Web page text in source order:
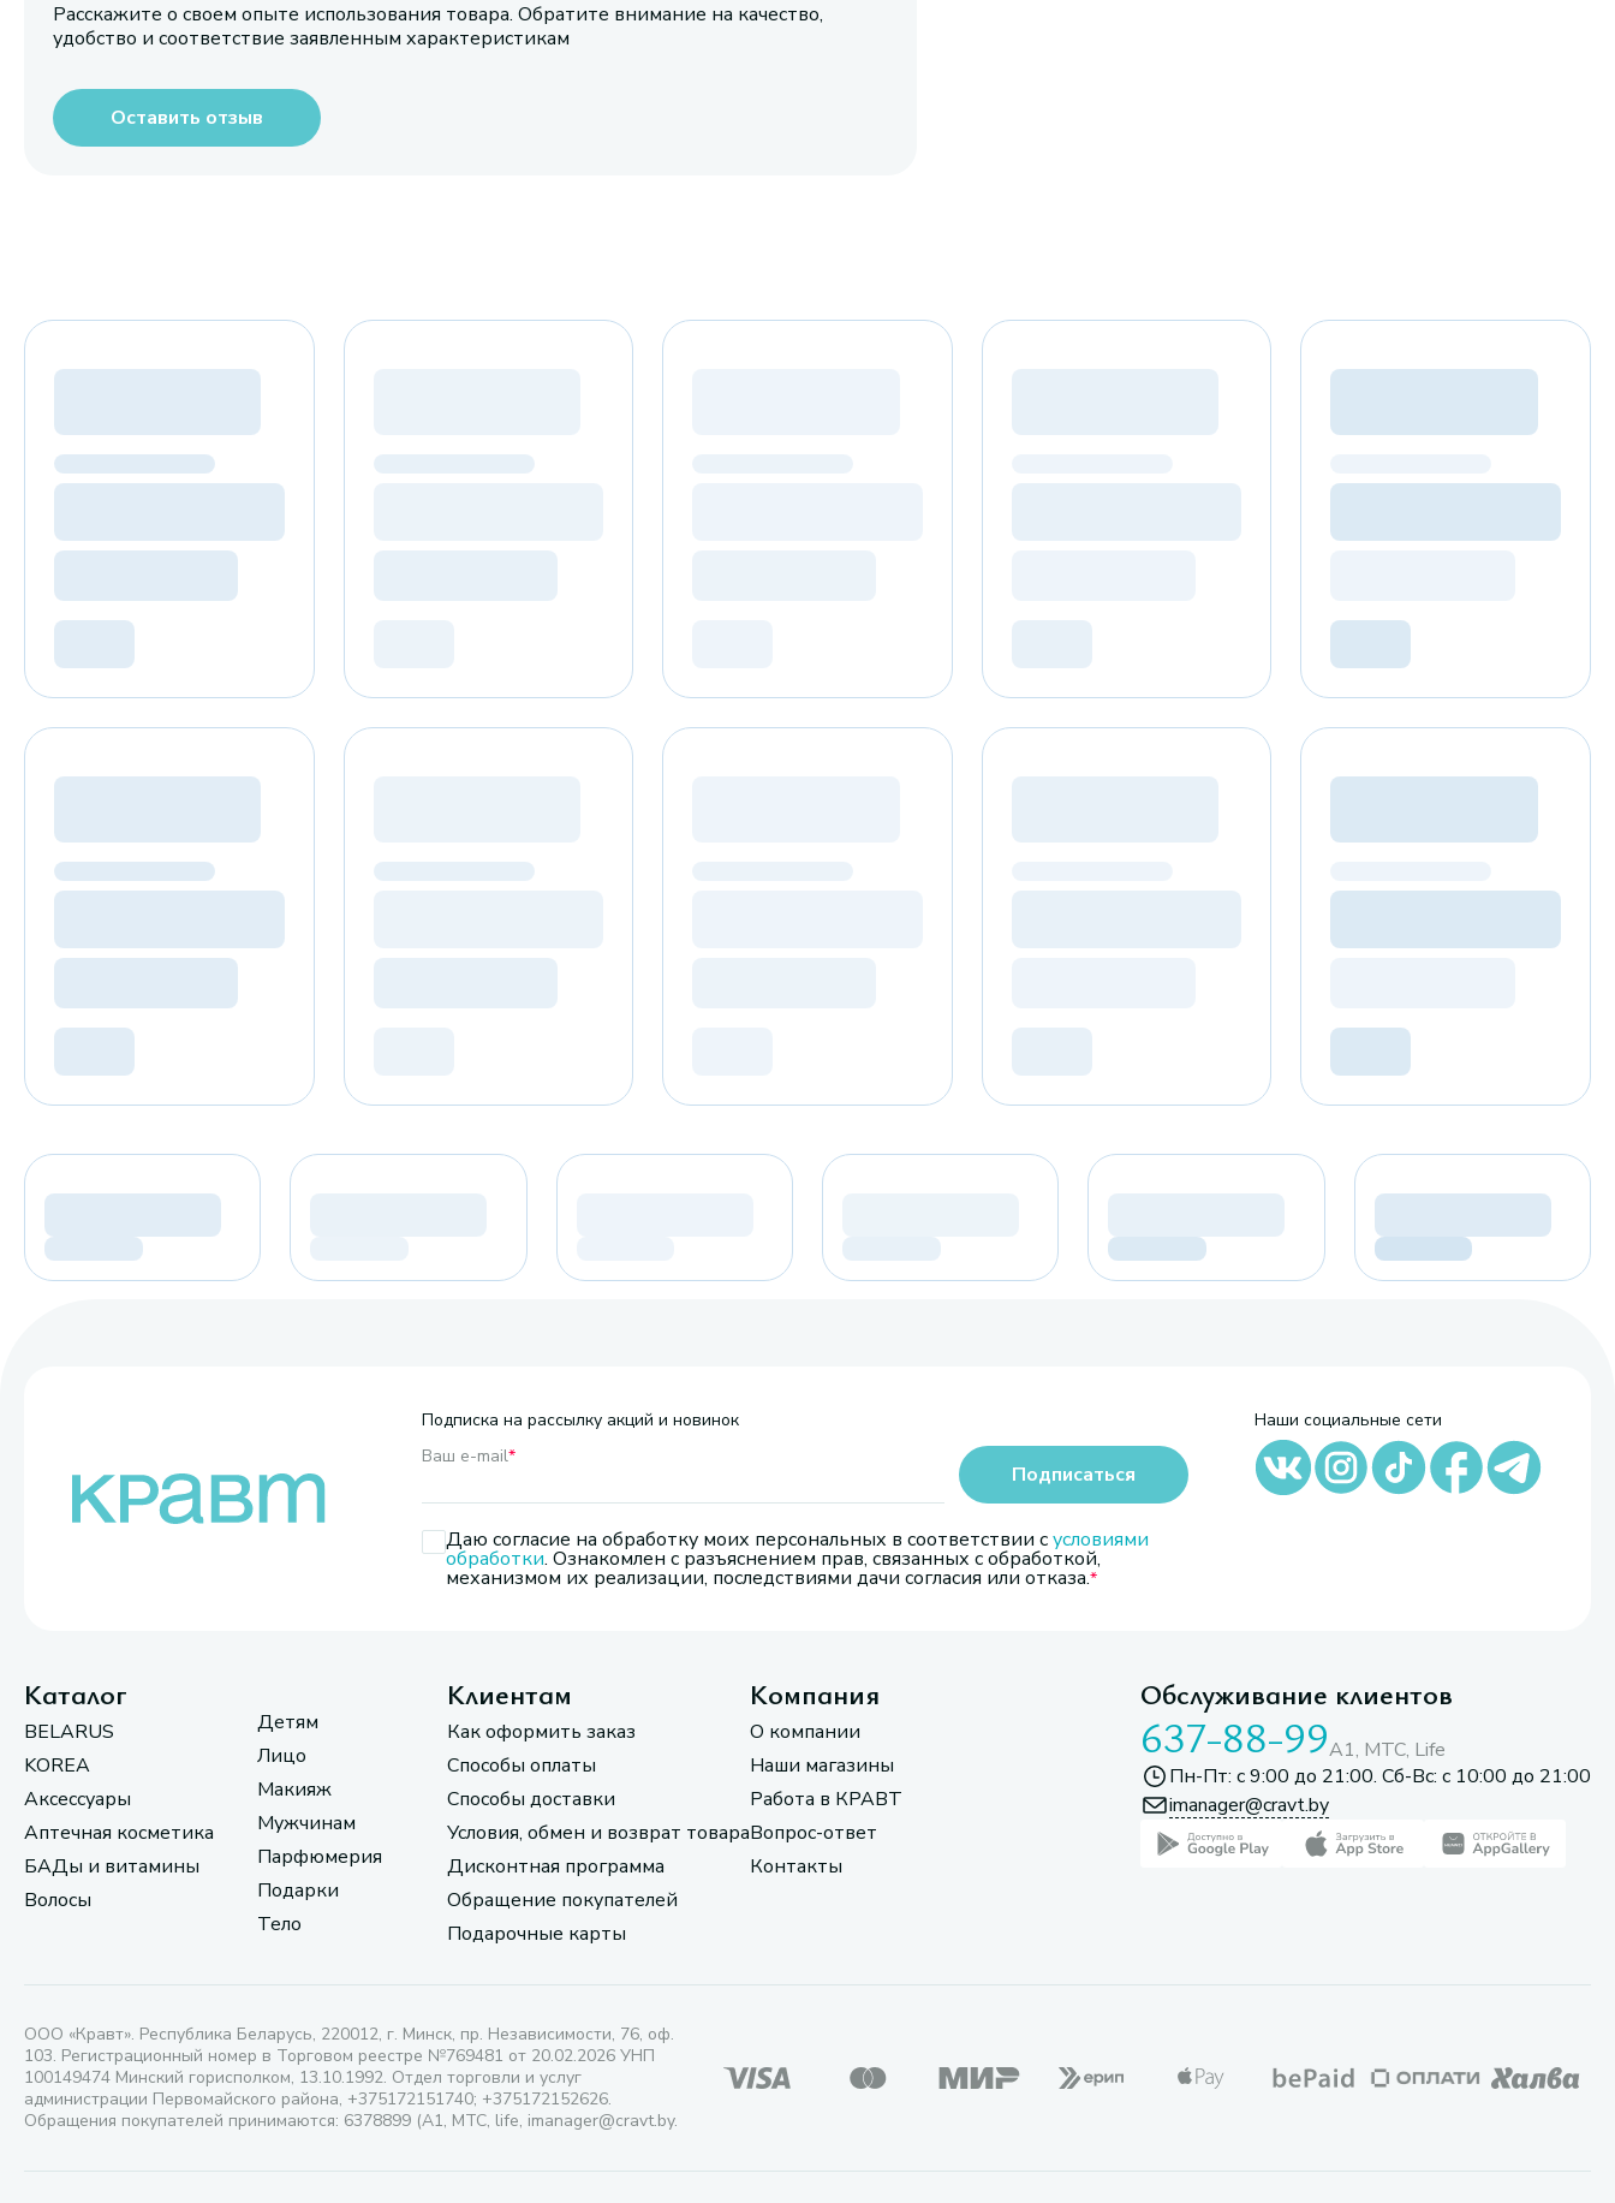
Расскажите о своем опыте использования товара. Обратите внимание на качество,
удобство и соответствие заявленным характеристикам
Оставить отзыв
Подписка на рассылку акций и новинок
Ваш e-mail*
Даю согласие на обработку моих персональных в соответствии сусловиями
обработки. Ознакомлен с разъяснением прав, связанных с обработкой,
механизмом их реализации, последствиями дачи согласия или отказа.
Подписаться
Наши социальные сети
Каталог
BELARUS
KOREA
Аксессуары
Аптечная косметика
БАДы и витамины
Волосы
Детям
Лицо
Макияж
Мужчинам
Парфюмерия
Подарки
Тело
Клиентам
Как оформить заказ
Способы оплаты
Способы доставки
Условия, обмен и возврат товара
Дисконтная программа
Обращение покупателей
Подарочные карты
Компания
О компании
Наши магазины
Работа в КРАВТ
Вопрос-ответ
Контакты
Обслуживание клиентов
637-88-99A1, МТС, Life
Пн-Пт: с 9:00 до 21:00. Сб-Вс: с 10:00 до 21:00
imanager@cravt.by
ООО «Кравт». Республика Беларусь, 220012, г. Минск, пр. Независимости, 76, оф.
103. Регистрационный номер в Торговом реестре №769481 от 20.02.2026 УНП
100149474 Минский горисполком, 13.10.1992. Отдел торговли и услуг
администрации Первомайского района, +375172151740; +375172152626.
Обращения покупателей принимаются: 6378899 (А1, МТС, life, imanager@cravt.by.